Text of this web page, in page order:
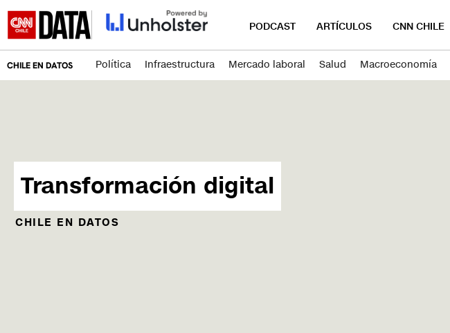
PODCAST ARTÍCULOS CNN CHILE
CHILE EN DATOS Política Infraestructura Mercado laboral Salud Macroeconomía
Transformación digital
CHILE EN DATOS